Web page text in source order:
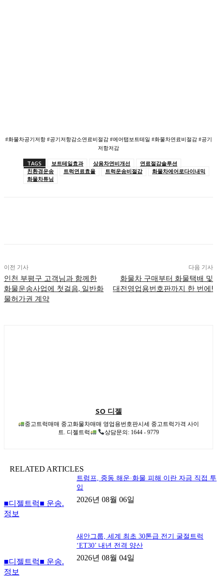
#화물차공기저항 #공기저항감소연료비절감 #에어탭보트테일 #화물차연료비절감 #공기
저항저감
TAGS 보트테일효과 상용차연비개선
연료절감솔루션
친환경운송
트럭연료효율 트럭운송비절감
화물차에어로다이내믹
화물차튜닝
이전 기사
인천 부평구 고객님과 함께한
화물운송사업에 첫걸음, 일반화
물허가권 계약
다음 기사
화물차 구매부터 화물택배 및
대전영업용번호판까지 한 번에!
SO 디젤
중고트럭매매 중고화물차매매 영업용번호판시세 중고트럭가격 사이
트. 디젤트럭
상담문의: 1644 - 9779
RELATED ARTICLES
■디젤트럭■ 운송.
정보
트럼프, 중동 해운·화물 피해 이란 자금 직접 투
입
2026년 08월 06일
■디젤트럭■ 운송.
정보
새안그룹, 세계 최초 30톤급 전기 굴절트럭
‘ET30’ 내년 전격 양산
2026년 08월 04일